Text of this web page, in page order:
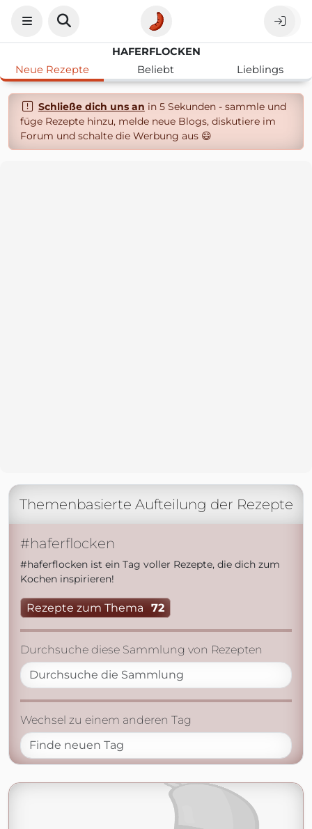
HAFERFLOCKEN
Neue Rezepte
Beliebt Lieblings
Schließe dich uns an in 5 Sekunden - sammle und
füge Rezepte hinzu, melde neue Blogs, diskutiere im
Forum und schalte die Werbung aus 😄
Themenbasierte Aufteilung der Rezepte
#haferflocken
#haferflocken ist ein Tag voller Rezepte, die dich zum
Kochen inspirieren!
Rezepte zum Thema 72
Durchsuche diese Sammlung von Rezepten
Wechsel zu einem anderen Tag